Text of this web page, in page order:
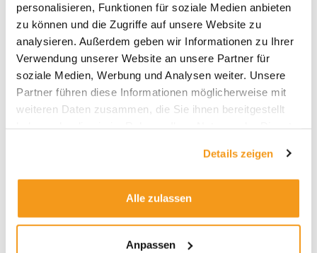
personalisieren, Funktionen für soziale Medien anbieten
zu können und die Zugriffe auf unsere Website zu
analysieren. Außerdem geben wir Informationen zu Ihrer
Verwendung unserer Website an unsere Partner für
soziale Medien, Werbung und Analysen weiter. Unsere
Partner führen diese Informationen möglicherweise mit
weiteren Daten zusammen, die Sie ihnen bereitgestellt
Details zeigen
Alle zulassen
Anpassen
2026
2025
2024
2023